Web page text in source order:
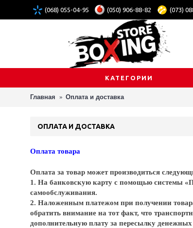
(068) 055-04-95 (050) 906-88-82 (073)
КАТЕГОРИИ
Главная Оплата и доставка
ОПЛАТА И ДОСТАВКА
Оплата товара
Оплата за товар может производиться
1. На банковскую карту с помощью системы
самообслуживания.
2. Наложенным платежом при получении
обратить внимание на тот факт, что
дополнительную плату за пересылку денежных